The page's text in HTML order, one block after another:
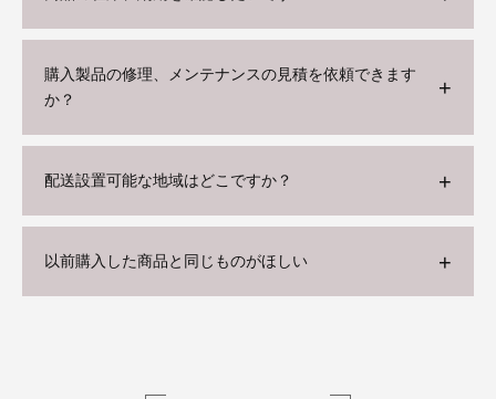
購入製品の修理、メンテナンスの見積を依頼できます
か？
配送設置可能な地域はどこですか？
以前購入した商品と同じものがほしい